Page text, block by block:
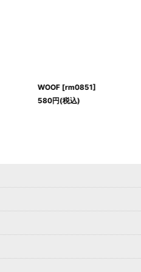
WOOF [rm0851]
580円(税込)